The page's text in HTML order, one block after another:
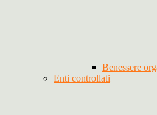
Benessere
Enti controllati